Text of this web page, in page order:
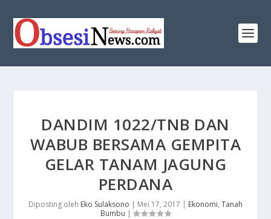
DANDIM 1022/TNB DAN
WABUB BERSAMA GEMPITA
GELAR TANAM JAGUNG
PERDANA
Diposting oleh Eko Sulaksono | Mei 17, 2017 | Ekonomi, Tanah
Bumbu |